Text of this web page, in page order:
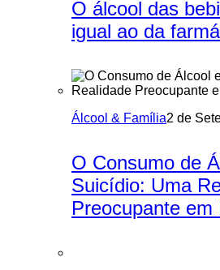
O álcool das
igual ao da
Álcool & Família2 de
O Consumo de
Suicídio: Uma
Preocupante em